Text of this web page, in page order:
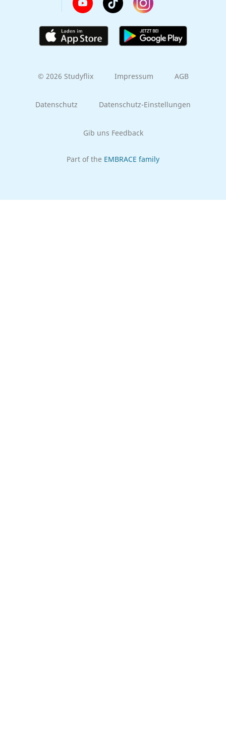
© 2026 Studyflix Impressum AGB
Datenschutz Datenschutz-Einstellungen
Gib uns Feedback
Part of the EMBRACE family